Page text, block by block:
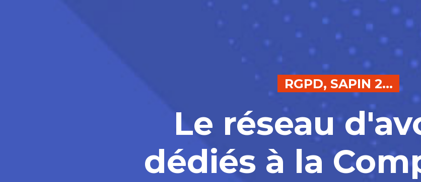
RGPD, SAPIN 2...
Le réseau
dédiés à la